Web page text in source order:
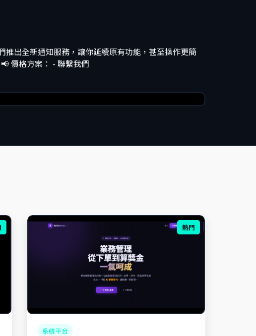
出全新通知服務，讓你延續原有功能，甚至操作更簡
價格方案： - 聯繫我們
熱門
系統平台